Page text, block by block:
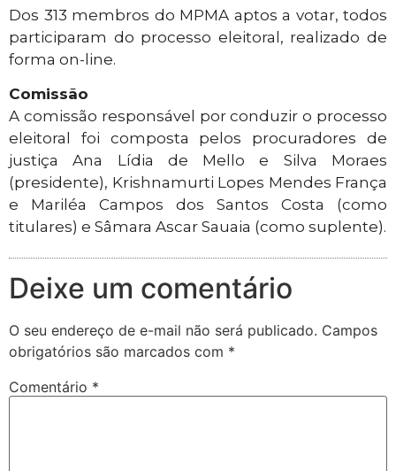
Dos 313 membros do MPMA aptos a votar, todos
participaram do processo eleitoral, realizado de
forma on-line.
Comissão
A comissão responsável por conduzir o processo
eleitoral foi composta pelos procuradores de
justiça Ana Lídia de Mello e Silva Moraes
(presidente), Krishnamurti Lopes Mendes França
e Mariléa Campos dos Santos Costa (como
titulares) e Sâmara Ascar Sauaia (como suplente).
Deixe um comentário
O seu endereço de e-mail não será publicado. Campos
obrigatórios são marcados com *
Comentário *